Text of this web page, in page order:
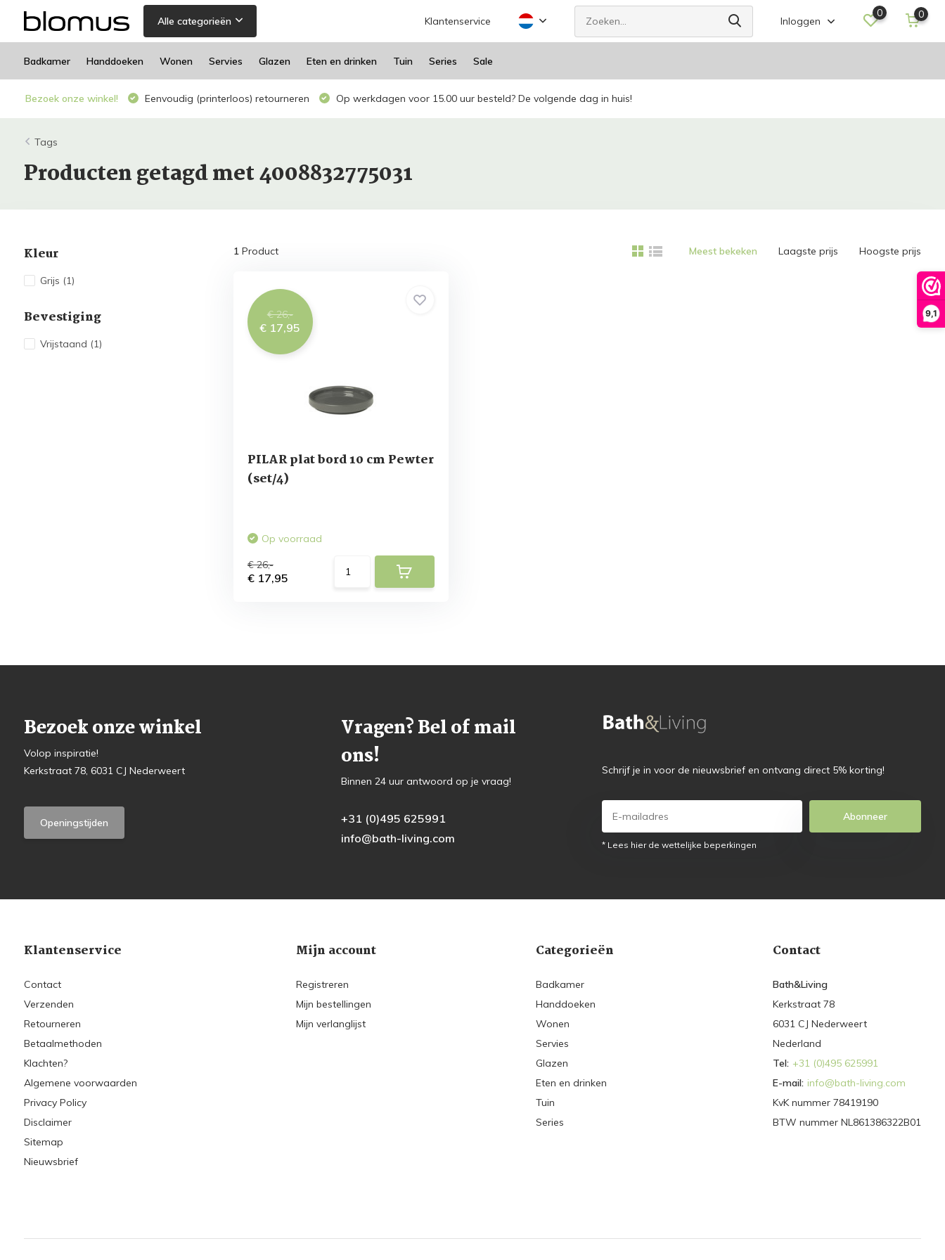
9,1
Alle categorieën Klantenservice Inloggen
0 0
Badkamer Handdoeken Wonen Servies Glazen Eten en drinken Tuin Series Sale
Bezoek onze winkel! Eenvoudig (printerloos) retourneren Op werkdagen voor 15.00 uur besteld? De volgende dag in huis!
Tags
Producten getagd met 4008832775031
Kleur
Grijs (1)
Bevestiging
Vrijstaand (1)
1Product Meest bekeken Laagste prijs Hoogste prijs
€ 26,-
€ 17,95
PILAR plat bord 10 cm Pewter
(set/4)
Op voorraad
€ 26,-
€ 17,95
Bezoek onze winkel
Volop inspiratie!
Kerkstraat 78, 6031 CJ Nederweert
Openingstijden
Vragen? Bel of mail
ons!
Binnen 24 uur antwoord op je vraag!
+31 (0)495 625991
info@bath-living.com
Schrijf je in voor de nieuwsbrief en ontvang direct 5% korting!
Abonneer
* Lees hier de wettelijke beperkingen
Klantenservice
Contact
Verzenden
Retourneren
Betaalmethoden
Klachten?
Algemene voorwaarden
Privacy Policy
Disclaimer
Sitemap
Nieuwsbrief
Mijn account
Registreren
Mijn bestellingen
Mijn verlanglijst
Categorieën
Badkamer
Handdoeken
Wonen
Servies
Glazen
Eten en drinken
Tuin
Series
Contact
Bath&Living
Kerkstraat 78
6031 CJ Nederweert
Nederland
Tel: +31 (0)495 625991
E-mail: info@bath-living.com
KvK nummer 78419190
BTW nummer NL861386322B01